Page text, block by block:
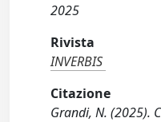
2025
Rivista
INVERBIS
Citazione
Grandi, N. (2025).